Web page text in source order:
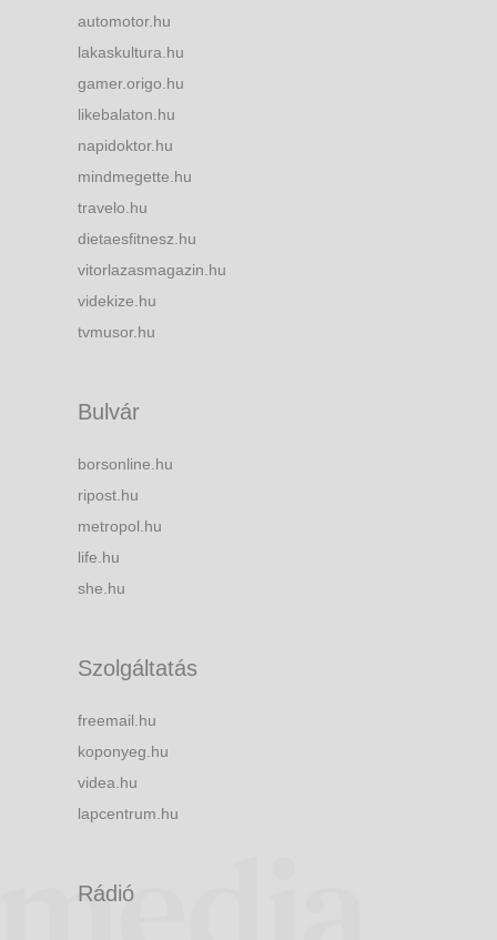
automotor.hu
lakaskultura.hu
gamer.origo.hu
likebalaton.hu
napidoktor.hu
mindmegette.hu
travelo.hu
dietaesfitnesz.hu
vitorlazasmagazin.hu
videkize.hu
tvmusor.hu
Bulvár
borsonline.hu
ripost.hu
metropol.hu
life.hu
she.hu
Szolgáltatás
freemail.hu
koponyeg.hu
videa.hu
lapcentrum.hu
Rádió